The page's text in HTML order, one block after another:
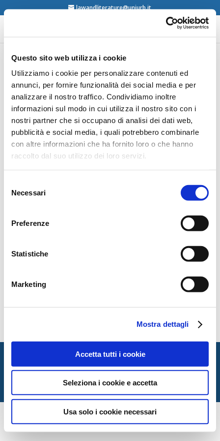
Questo sito web utilizza i cookie
Utilizziamo i cookie per personalizzare contenuti ed
annunci, per fornire funzionalità dei social media e per
analizzare il nostro traffico. Condividiamo inoltre
informazioni sul modo in cui utilizza il nostro sito con i
nostri partner che si occupano di analisi dei dati web,
pubblicità e social media, i quali potrebbero combinarle
con altre informazioni che ha fornito loro o che hanno
raccolto dal suo utilizzo dei loro servizi.
delNecessari
Preferenze
Statistiche
Marketing
Mostra dettagli
Accetta tutti i cookie
Seleziona i cookie e accetta
Usa solo i cookie necessari
lawandliterature@uniurb.it
Realino Marra (Ed.),
Diritto e castigo.
Immagini della giustizia
penale: Goethe,
Manzoni, Fontane,
Gadda, Il Mulino,
Bologna, 2013
Italian Society for Law and Literature
Dipartimento di Giurisprudenza — Università degli Studi
di Urbino Carlo Bo